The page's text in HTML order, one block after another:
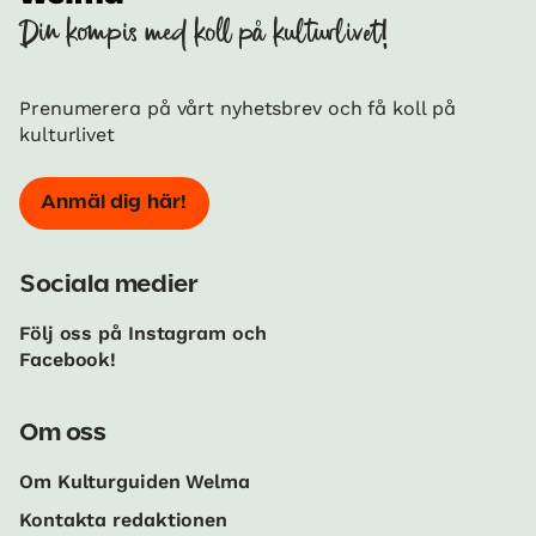
Din kompis med koll på kulturlivet!
Prenumerera på vårt nyhetsbrev och få koll på
kulturlivet
Anmäl dig här!
Sociala medier
Följ oss på Instagram och
Facebook!
Om oss
Om Kulturguiden Welma
Kontakta redaktionen